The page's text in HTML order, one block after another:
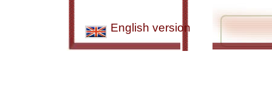
English version